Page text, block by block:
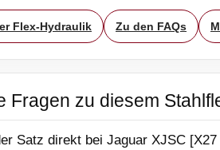
Flex-Hydraulik Zu den FAQs
Fragen zu diesem
Satz direkt bei Jaguar XJSC